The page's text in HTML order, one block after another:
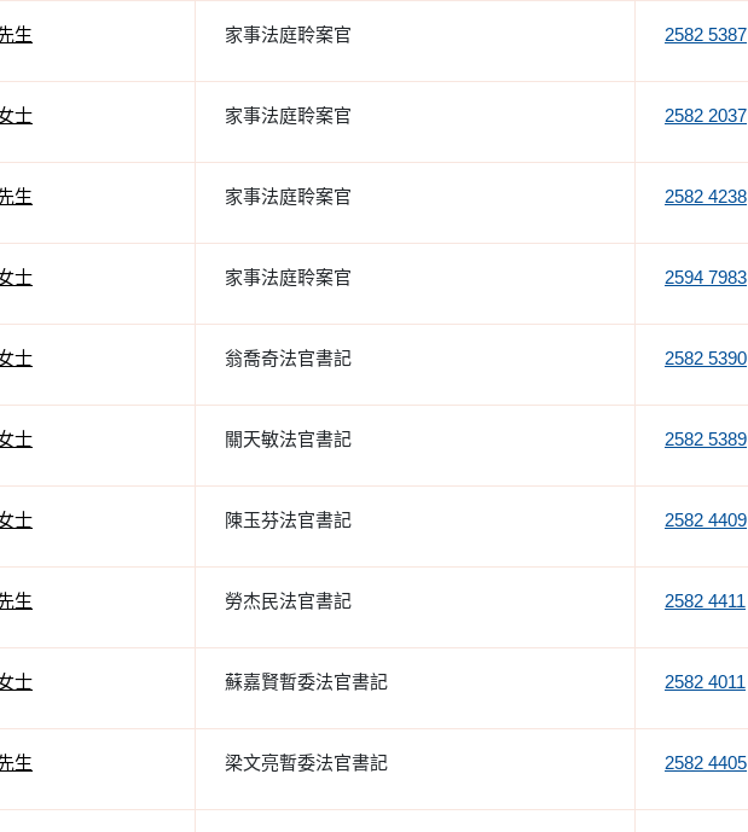
生 家事法庭聆案官 2582 5387
士 家事法庭聆案官 2582 2037
生 家事法庭聆案官 2582 4238
士 家事法庭聆案官 2594 7983
士 翁喬奇法官書記 2582 5390
士 關天敏法官書記 2582 5389
士 陳玉芬法官書記 2582 4409
生 勞杰民法官書記 2582 4411
士 蘇嘉賢暫委法官書記 2582 4011
生 梁文亮暫委法官書記 2582 4405